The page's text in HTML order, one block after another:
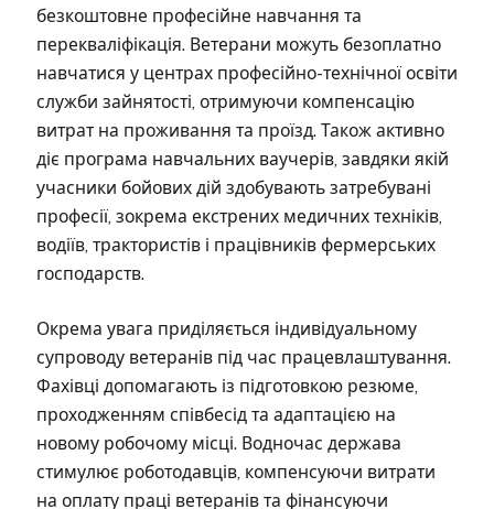
безкоштовне професійне навчання та
перекваліфікація. Ветерани можуть безоплатно
навчатися у центрах професійно-технічної освіти
служби зайнятості, отримуючи компенсацію
витрат на проживання та проїзд. Також активно
діє програма навчальних ваучерів, завдяки якій
учасники бойових дій здобувають затребувані
професії, зокрема екстрених медичних техніків,
водіїв, трактористів і працівників фермерських
господарств.
Окрема увага приділяється індивідуальному
супроводу ветеранів під час працевлаштування.
Фахівці допомагають із підготовкою резюме,
проходженням співбесід та адаптацією на
новому робочому місці. Водночас держава
стимулює роботодавців, компенсуючи витрати
на оплату праці ветеранів та фінансуючи